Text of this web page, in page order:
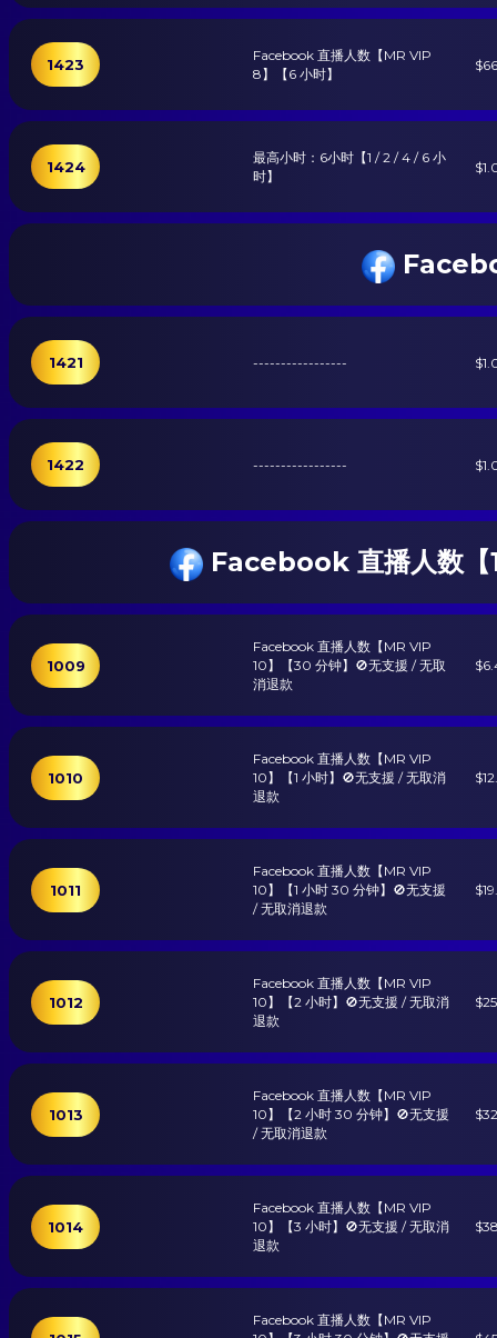
1423
Facebook 直播人数【MR VIP
8】【6 小时】
1424
最高小时：6小时【1 / 2 / 4 / 6 小
时】
1421 -----------------
1422 -----------------
Facebook 直播人数【
1009
Facebook 直播人数【MR VIP
10】【30 分钟】🚫无支援 / 无取
消退款
1010
Facebook 直播人数【MR VIP
10】【1 小时】🚫无支援 / 无取消
退款
1011
Facebook 直播人数【MR VIP
10】【1 小时 30 分钟】🚫无支援
/ 无取消退款
1012
Facebook 直播人数【MR VIP
10】【2 小时】🚫无支援 / 无取消
退款
1013
Facebook 直播人数【MR VIP
10】【2 小时 30 分钟】🚫无支援
/ 无取消退款
1014
Facebook 直播人数【MR VIP
10】【3 小时】🚫无支援 / 无取消
退款
Facebook 直播人数【MR VIP